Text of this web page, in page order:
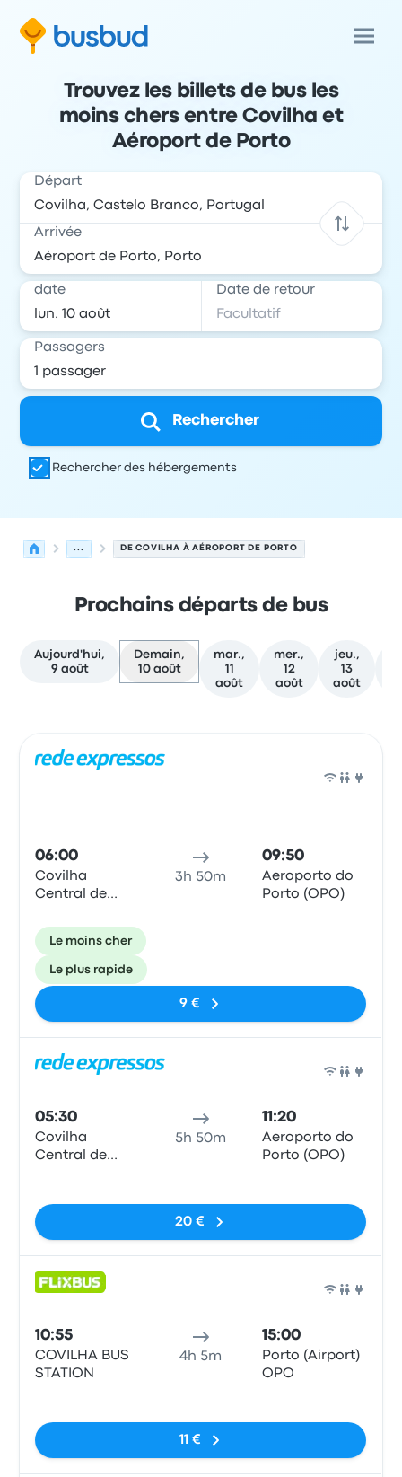
Trouvez les billets de bus les
moins chers entre Covilha et
Aéroport de Porto
Départ
Arrivée
date Date de retour
Passagers
Rechercher
Rechercher des hébergements
... DE COVILHA À AÉROPORT DE PORTO
Prochains départs de bus
Aujourd'hui,
9 août
Demain,
10 août
mar.,
11
août
mer.,
12
août
jeu.,
13
août
06:00
Covilha
Central de
3h 50m
09:50
Aeroporto do
Porto (OPO)
Le moins cher
Le plus rapide
9 €
05:30
Covilha
Central de
5h 50m
11:20
Aeroporto do
Porto (OPO)
20 €
10:55
COVILHA BUS
STATION
4h 5m
15:00
Porto (Airport)
OPO
11 €